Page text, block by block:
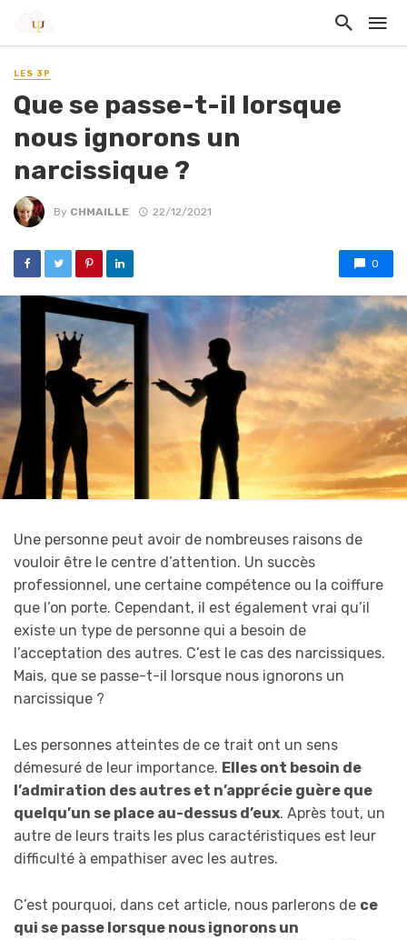
LES 3P
Que se passe-t-il lorsque
nous ignorons un
narcissique ?
By CHMAILLE 22/12/2021
0
Une personne peut avoir de nombreuses raisons de
vouloir être le centre d’attention. Un succès
professionnel, une certaine compétence ou la coiffure
que l’on porte. Cependant, il est également vrai qu’il
existe un type de personne qui a besoin de
l’acceptation des autres. C’est le cas des narcissiques.
Mais, que se passe-t-il lorsque nous ignorons un
narcissique ?
Les personnes atteintes de ce trait ont un sens
démesuré de leur importance. Elles ont besoin de
l’admiration des autres et n’apprécie guère que
quelqu’un se place au-dessus d’eux. Après tout, un
autre de leurs traits les plus caractéristiques est leur
difficulté à empathiser avec les autres.
C’est pourquoi, dans cet article, nous parlerons de ce
qui se passe lorsque nous ignorons un